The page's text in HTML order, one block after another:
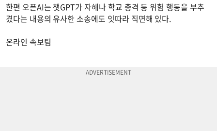
한편 오픈AI는 챗GPT가 자해나 학교 총격 등 위험 행동을 부추
겼다는 내용의 유사한 소송에도 잇따라 직면해 있다.
온라인 속보팀